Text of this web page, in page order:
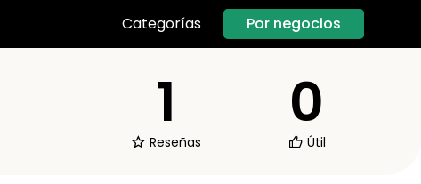
Categorías Por negocios
1
Reseñas
0
Útil